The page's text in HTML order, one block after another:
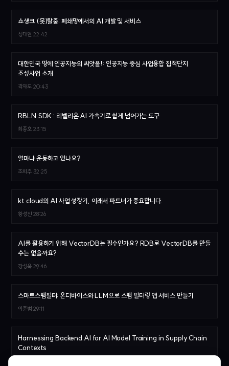
쇼생크 (못)탈출: 폐쇄망에서의 AI 개발 및 서비스
성대현 22:42
대한민국 땅에 인공지능의 씨앗을!: 인공지능 중심 사업융합 집적단지
조성사업 소개
곽재도 20:43
RBLN SDK : 리벨리온 AI 가속기로 쉽게 넘어가는 도구
최종호 23:15
얼마나 운동하고 있나요?
조희주 32:25
kt cloud의 AI 사업 성장기, 이래서 파트너가 중요합니다.
황성진 28:26
AI를 활용하기 위해 VectorDB는 필수인가요? RDB로 VectorDB를 만들
수는 없을까요?
강성욱 29:46
스마트스팸필터: 온디바이스와 LLM으로 스팸 필터링 앱 서비스 만들기
이준범 29:11
Harnessing Backend.AI for AI Model Training in Supply Chain
Contexts